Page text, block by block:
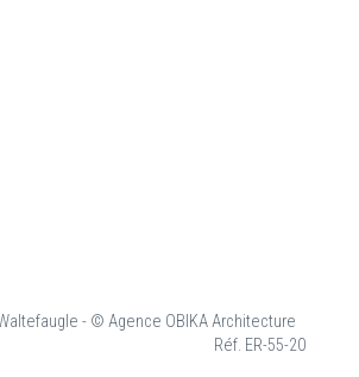
- © Agence OBIKA Architecture
Réf. ER-55-20